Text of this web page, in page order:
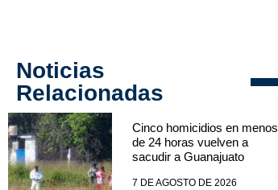
Noticias
Relacionadas
Cinco homicidios en menos
de 24 horas vuelven a
sacudir a Guanajuato
7 DE AGOSTO DE 2026